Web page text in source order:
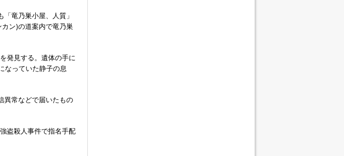
竜乃巣小屋、人質」
ン)の道案内で竜乃巣
発見する。遺体の手に
なっていた静子の息
異常などで届いたもの
盗殺人事件で指名手配